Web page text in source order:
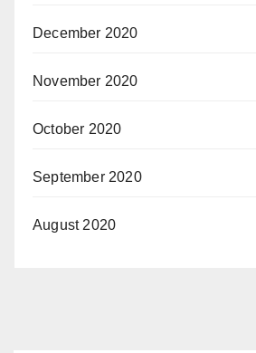
December 2020
November 2020
October 2020
September 2020
August 2020